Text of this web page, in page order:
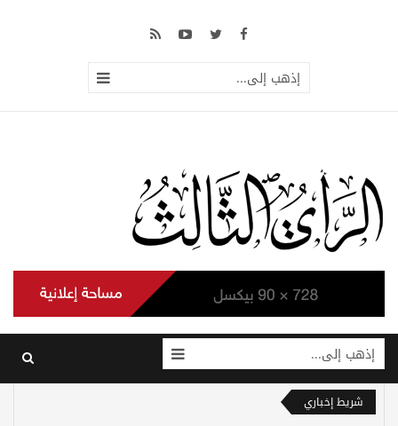
إذهب إلى...
إذهب إلى...
شريط إخباري